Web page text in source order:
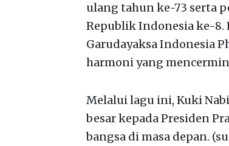
ulang tahun ke-73 serta
Republik Indonesia ke-8.
Garudayaksa Indonesia
harmoni yang
Melalui lagu ini, Kuki
besar kepada Presiden
bangsa di masa depan.